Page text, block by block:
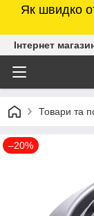
Як швидко
Інтернет
Товари та
–20%